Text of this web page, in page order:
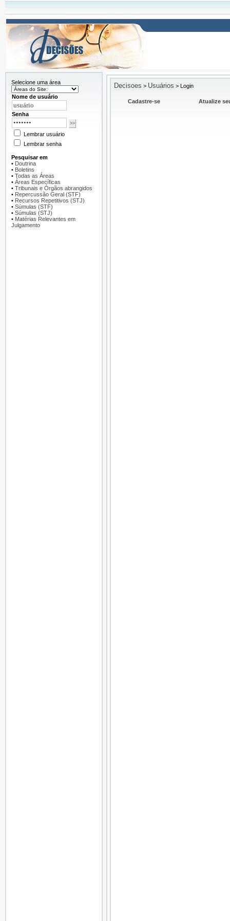
Selecione uma área
Nome de usuário
Senha
Lembrar usuário
Lembrar senha
Pesquisar em
• Doutrina
• Boletins
• Todas as Áreas
• Áreas Específicas
• Tribunais e Órgãos abrangidos
• Repercussão Geral (STF)
• Recursos Repetitivos (STJ)
• Súmulas (STF)
• Súmulas (STJ)
• Matérias Relevantes em
Julgamento
Decisoes > Usuários > Login
Cadastre-se Atualize